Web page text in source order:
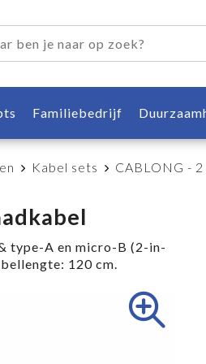
Familiebedrijf
Kabel sets CABLONG -
type-A en micro-B (2-in-
120 cm.